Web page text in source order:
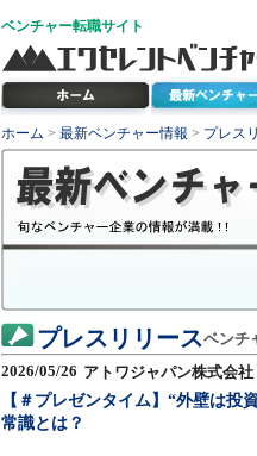
ベンチャー転職サイト
ホーム > 最新ベンチャー情報 > プレス
プレスリリースベンチ
2026/05/26 アトワジャパン株式会社
【＃プレゼンタイム】“外壁は
常識とは？